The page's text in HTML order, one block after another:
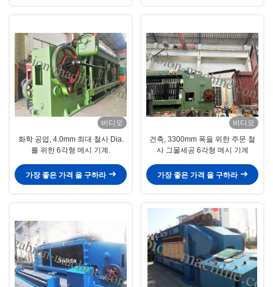
비디오
화학 공업, 4.0mm 최대 철사 Dia.
를 위한 6각형 메시 기계.
가장 좋은 가격 을 구하라
비디오
건축, 3300mm 폭을 위한 주문 철
사 그물세공 6각형 메시 기계
가장 좋은 가격 을 구하라